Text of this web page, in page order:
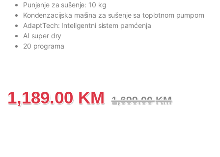
Punjenje za sušenje: 10 kg
Kondenzacijska mašina za sušenje sa toplotnom pumpom
AdaptTech: Inteligentni sistem pamćenja
AI super dry
20 programa
1,189.00 KM 1,699.00KM